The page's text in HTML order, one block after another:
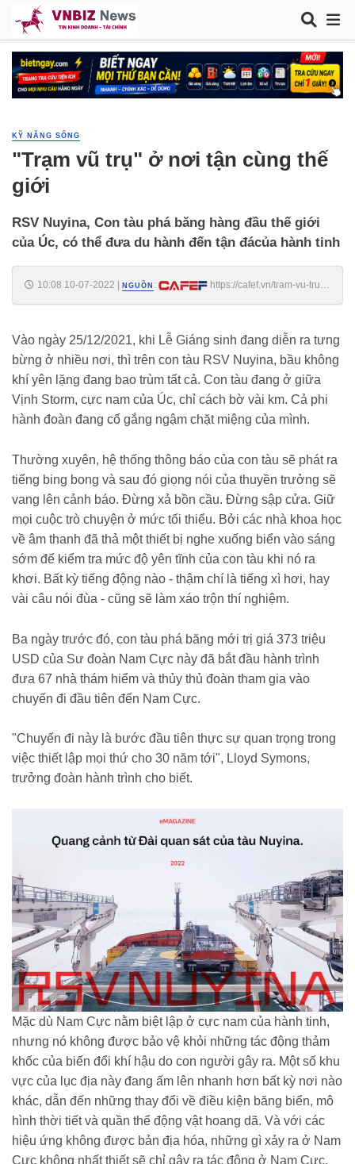
KỸ NĂNG SỐNG
"Trạm vũ trụ" ở nơi tận cùng thế
giới
RSV Nuyina, Con tàu phá băng hàng đầu thế giới
của Úc, có thể đưa du hành đến tận đácủa hành tinh
10:08 10-07-2022 NGUỒN :
https://cafef.vn/tram-vu-tru-
Vào ngày 25/12/2021, khi Lễ Giáng sinh đang diễn ra tưng
bừng ở nhiều nơi, thì trên con tàu RSV Nuyina, bầu không
khí yên lặng đang bao trùm tất cả. Con tàu đang ở giữa
Vịnh Storm, cực nam của Úc, chỉ cách bờ vài km. Cả phi
hành đoàn đang cố gắng ngậm chặt miệng của mình.
Thường xuyên, hệ thống thông báo của con tàu sẽ phát ra
tiếng bing bong và sau đó giọng nói của thuyền trưởng sẽ
vang lên cảnh báo. Đừng xả bồn cầu. Đừng sập cửa. Giữ
mọi cuộc trò chuyện ở mức tối thiểu. Bởi các nhà khoa học
về âm thanh đã thả một thiết bị nghe xuống biển vào sáng
sớm để kiểm tra mức độ yên tĩnh của con tàu khi nó ra
khơi. Bất kỳ tiếng động nào - thậm chí là tiếng xì hơi, hay
vài câu nói đùa - cũng sẽ làm xáo trộn thí nghiệm.
Ba ngày trước đó, con tàu phá băng mới trị giá 373 triệu
USD của Sư đoàn Nam Cực này đã bắt đầu hành trình
đưa 67 nhà thám hiểm và thủy thủ đoàn tham gia vào
chuyến đi đầu tiên đến Nam Cực.
"Chuyến đi này là bước đầu tiên thực sự quan trọng trong
việc thiết lập mọi thứ cho 30 năm tới", Lloyd Symons,
trưởng đoàn hành trình cho biết.
Mặc dù Nam Cực nằm biệt lập ở cực nam của hành tinh,
nhưng nó không được bảo vệ khỏi những tác động thảm
khốc của biến đổi khí hậu do con người gây ra. Một số khu
vực của lục địa này đang ấm lên nhanh hơn bất kỳ nơi nào
khác, dẫn đến những thay đổi về điều kiện băng biển, mô
hình thời tiết và quần thể động vật hoang dã. Và với các
hiệu ứng không được bản địa hóa, những gì xảy ra ở Nam
Cực không nhất thiết sẽ chỉ gây ra tác động ở Nam Cực.